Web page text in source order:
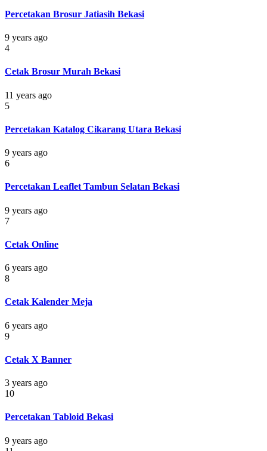
Percetakan Brosur Jatiasih Bekasi
9 years ago
4
Cetak Brosur Murah Bekasi
11 years ago
5
Percetakan Katalog Cikarang Utara Bekasi
9 years ago
6
Percetakan Leaflet Tambun Selatan Bekasi
9 years ago
7
Cetak Online
6 years ago
8
Cetak Kalender Meja
6 years ago
9
Cetak X Banner
3 years ago
10
Percetakan Tabloid Bekasi
9 years ago